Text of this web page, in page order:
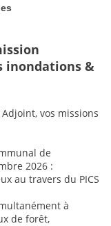
inondations &
vos missions
de
2026 :
au travers du PICS
à
de forêt,